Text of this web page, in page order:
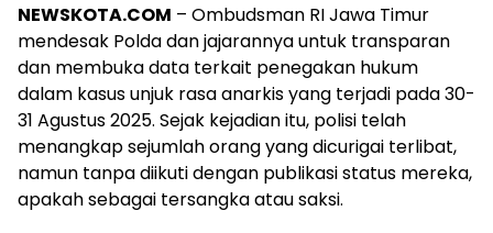
NEWSKOTA.COM – Ombudsman RI Jawa Timur
mendesak Polda dan jajarannya untuk transparan
dan membuka data terkait penegakan hukum
dalam kasus unjuk rasa anarkis yang terjadi pada 30-
31 Agustus 2025. Sejak kejadian itu, polisi telah
menangkap sejumlah orang yang dicurigai terlibat,
namun tanpa diikuti dengan publikasi status mereka,
apakah sebagai tersangka atau saksi.